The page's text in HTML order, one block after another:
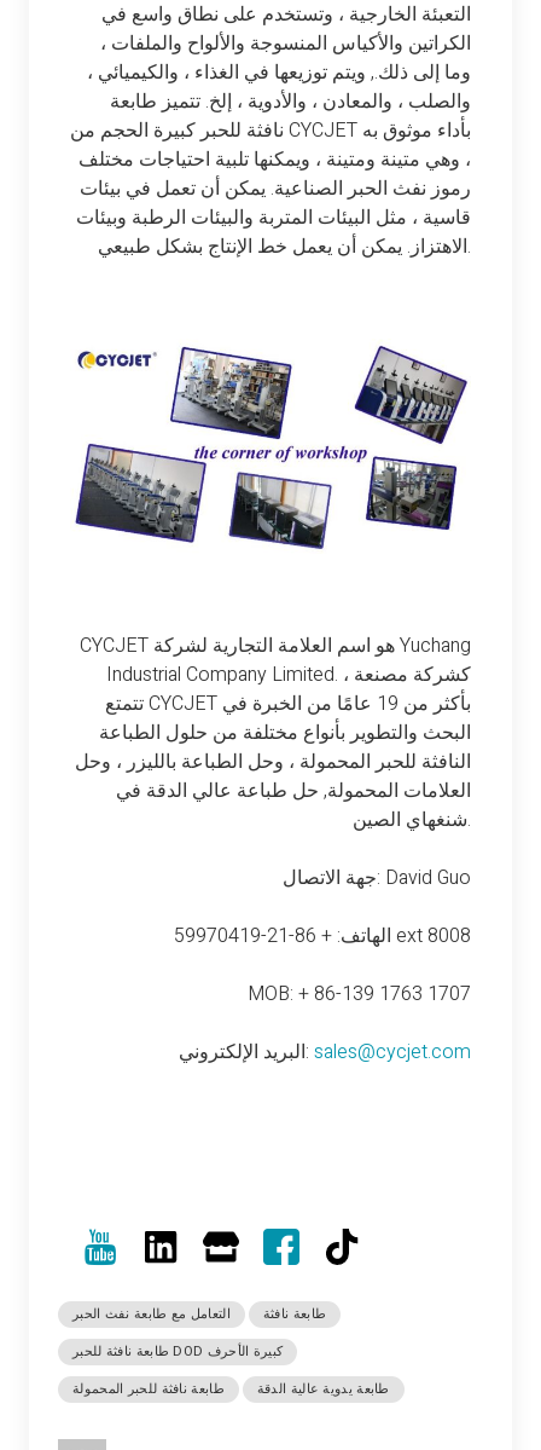
التعبئة الخارجية ، وتستخدم على نطاق واسع في
الكراتين والأكياس المنسوجة والألواح والملفات ،
وما إلى ذلك., ويتم توزيعها في الغذاء ، والكيميائي ،
والصلب ، والمعادن ، والأدوية ، إلخ. تتميز طابعة
نافثة للحبر كبيرة الحجم من CYCJET بأداء موثوق به
، وهي متينة ومتينة ، ويمكنها تلبية احتياجات مختلف
رموز نفث الحبر الصناعية. يمكن أن تعمل في بيئات
قاسية ، مثل البيئات المتربة والبيئات الرطبة وبيئات
الاهتزاز. يمكن أن يعمل خط الإنتاج بشكل طبيعي.
CYCJET هو اسم العلامة التجارية لشركة Yuchang
Industrial Company Limited. كشركة مصنعة ،
تتمتع CYCJET بأكثر من 19 عامًا من الخبرة في
البحث والتطوير بأنواع مختلفة من حلول الطباعة
النافثة للحبر المحمولة ، وحل الطباعة بالليزر ، وحل
العلامات المحمولة, حل طباعة عالي الدقة في
شنغهاي الصين.
جهة الاتصال: David Guo
الهاتف: + 86-21-59970419 ext 8008
MOB: + 86-139 1763 1707
البريد الإلكتروني: sales@cycjet.com
التعامل مع طابعة نفث الحبر
طابعة نافثة
طابعة نافثة للحبر DOD كبيرة الأحرف
طابعة نافثة للحبر المحمولة
طابعة يدوية عالية الدقة